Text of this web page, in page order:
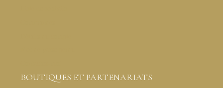
BOUTIQUES ET PARTENARIATS